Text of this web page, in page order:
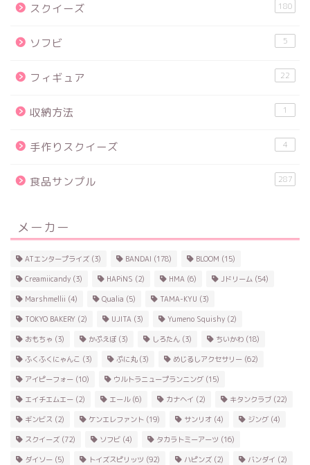
スクイーズ 180
ソフビ 5
フィギュア 22
収納方法 1
手作りスクイーズ 4
食品サンプル 287
メーカー
ATエンタープライズ (3) BANDAI (178) BLOOM (15)
Creamiicandy (3) HAPiNS (2) HMA (6) Jドリーム (54)
Marshmellii (4) Qualia (5) TAMA-KYU (3)
TOKYO BAKERY (2) UJITA (3) Yumeno Squishy (2)
おもちゃ (3) かぷえぼ (3) しろたん (3) ちいかわ (18)
ふくふくにゃんこ (3) ぷに丸(3) めじるしアクセサリー (62)
アイピーフォー (10) ウルトラニュープランニング (15)
エイチエムエー (2) エール(6) カナヘイ (2) キタンクラブ (22)
ギンビス (2) ケンエレファント (19) サンリオ (4) ジング (4)
スクイーズ (72) ソフビ (4) タカラトミーアーツ (16)
ダイソー (5) トイズスピリッツ (92) ハピンズ (2) バンダイ (2)